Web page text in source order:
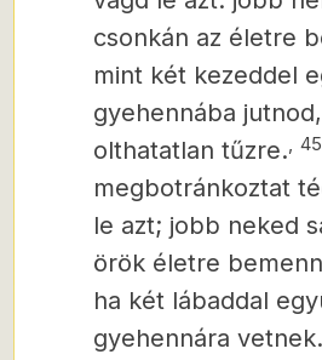
csonkán az életre
mint két kezeddel
gyehennába jutnod,
olthatatlan tűzre. 45
megbotránkoztat
le azt; jobb neked
örök életre
ha két lábaddal
gyehennára vetnek.